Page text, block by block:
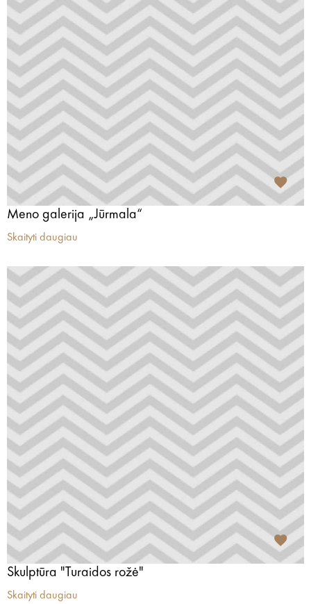
Meno galerija „Jūrmala“
Skaityti daugiau
Skulptūra "Turaidos rožė"
Skaityti daugiau